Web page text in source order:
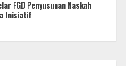
FGD Penyusunan Naskah
Inisiatif